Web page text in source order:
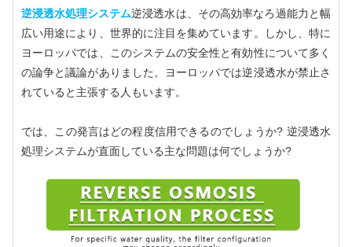
逆浸透水処理システム逆浸透水は、その高効率なろ過能力と幅
広い用途により、世界的に注目を集めています。しかし、特に
ヨーロッパでは、このシステムの安全性と有効性について多く
の論争と議論がありました。ヨーロッパでは逆浸透水が禁止さ
れていると主張する人もいます。
では、この発言はどの程度信用できるのでしょうか? 逆浸透水
処理システムが直面している主な問題は何でしょうか?